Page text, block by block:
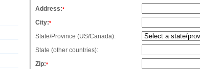
Address:*
City:*
State/Province (US/Canada):
State (other countries):
Zip:*